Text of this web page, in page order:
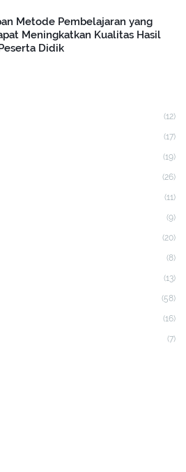
Metode Pembelajaran yang
Meningkatkan Kualitas Hasil
Didik
(12)
(17)
(19)
(26)
(11)
(9)
(20)
(8)
(13)
(58)
(16)
(7)